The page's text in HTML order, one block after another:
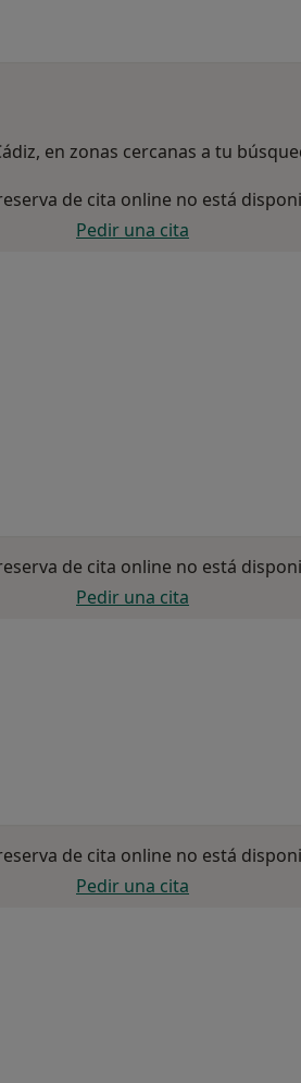
en zonas cercanas a tu
de cita online no está
Pedir una cita
de cita online no está
Pedir una cita
de cita online no está
Pedir una cita